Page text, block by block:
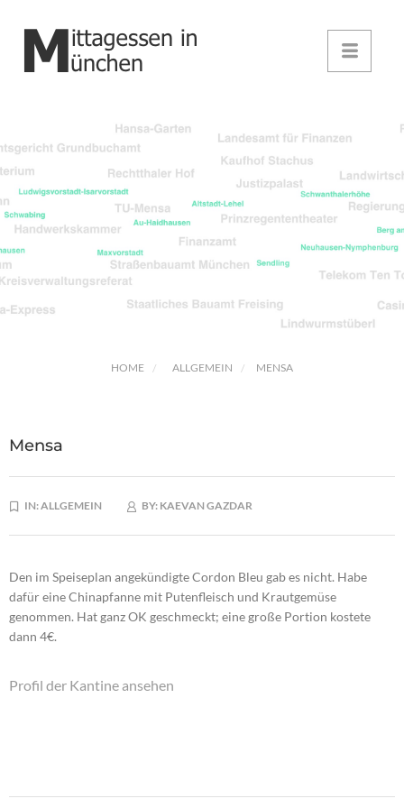
HOME ALLGEMEIN MENSA
Mensa
IN:ALLGEMEIN BY: KAEVAN GAZDAR
Den im Speiseplan angekündigte Cordon Bleu gab es nicht. Habe
dafür eine Chinapfanne mit Putenfleisch und Krautgemüse
genommen. Hat ganz OK geschmeckt; eine große Portion kostete
dann 4€.
Profil der Kantine ansehen